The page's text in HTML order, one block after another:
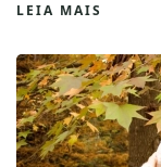
LEIA MAIS